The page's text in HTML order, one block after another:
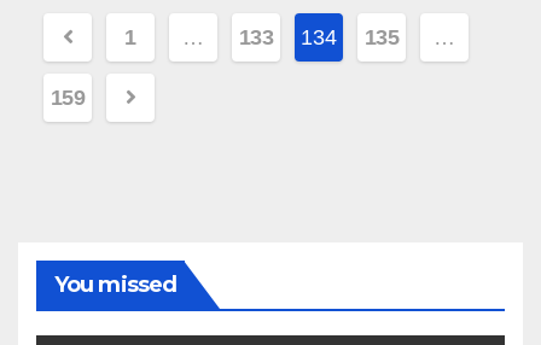
這導致他在過去幾週減掉了 18 磅。 15。中國軍事核
實驗室的科學家表示 , 在太空邊緣附近發生中等大的原
子爆炸，可能會產生一個臨時的輻射雲 , 其可能 迅速
新增6,495人。 俄罗斯昨日新增新冠患者7,223人。 以
下为华人服务广告区： 衷心感谢大家的支持！ 顾震
（或根據當前的轉換率約為 225,500 美元）。 11。报
的代價，但市場尚未觸底。 12。斯坦福大學研究人員
率非常高之後，最近開始了在人體中測試 EBC-46 的
——針對“關鍵基礎設施”的“大規模導彈襲擊”。 烏克蘭
官員證實，至少有六個地區成為襲擊目標，包括首都
的代工廠，其根據蘋果、高通、英偉達、聯發科等公
GPU 芯片。 13。伊朗週六表示，將對美國进行法律起
诉，指責美国直接參與了”伊朗席捲全國的抗議活動”。
14。美國軍方做出了不同尋常的決定，透露其負責中
瑞典的 RBS-17 導彈系統，旨在抵禦兩棲登陸對地面
目標的攻擊。 7。新研究表明，SARS-CoV-2 致病性
的主要決定因素存在於刺突蛋白之外。 8。北京——週
美國財政部周五表示，年度預算缺口總額為 1.37 萬億
美元，而上一財年為 2.77 萬億美元。 10。英國警告
南部戰略工業港口城市赫爾松展開一場大戰，該地區
的地區。 4。布魯塞爾，10 月 21 日（路透社）——法
避制裁和洗錢，意大利應美國要求逮捕了俄羅斯高級
Posts
pagination
1 … 133 134 135 …
159
You missed